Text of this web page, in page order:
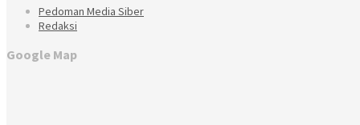
Pedoman Media Siber
Redaksi
Google Map